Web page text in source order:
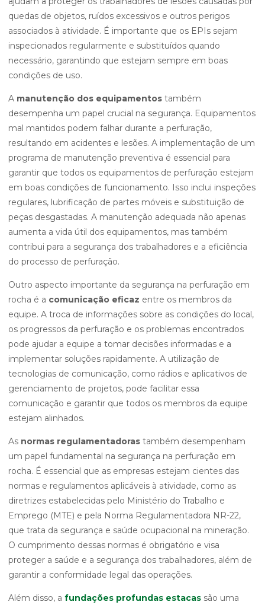
quedas de objetos, ruídos excessivos e outros perigos
associados à atividade. É importante que os EPIs sejam
inspecionados regularmente e substituídos quando
necessário, garantindo que estejam sempre em boas
condições de uso.
A manutenção dos equipamentos também
desempenha um papel crucial na segurança. Equipamentos
mal mantidos podem falhar durante a perfuração,
resultando em acidentes e lesões. A implementação de um
programa de manutenção preventiva é essencial para
garantir que todos os equipamentos de perfuração estejam
em boas condições de funcionamento. Isso inclui inspeções
regulares, lubrificação de partes móveis e substituição de
peças desgastadas. A manutenção adequada não apenas
aumenta a vida útil dos equipamentos, mas também
contribui para a segurança dos trabalhadores e a eficiência
do processo de perfuração.
Outro aspecto importante da segurança na perfuração em
rocha é a comunicação eficaz entre os membros da
equipe. A troca de informações sobre as condições do local,
os progressos da perfuração e os problemas encontrados
pode ajudar a equipe a tomar decisões informadas e a
implementar soluções rapidamente. A utilização de
tecnologias de comunicação, como rádios e aplicativos de
gerenciamento de projetos, pode facilitar essa
comunicação e garantir que todos os membros da equipe
estejam alinhados.
As normas regulamentadoras também desempenham
um papel fundamental na segurança na perfuração em
rocha. É essencial que as empresas estejam cientes das
normas e regulamentos aplicáveis à atividade, como as
diretrizes estabelecidas pelo Ministério do Trabalho e
Emprego (MTE) e pela Norma Regulamentadora NR-22,
que trata da segurança e saúde ocupacional na mineração.
O cumprimento dessas normas é obrigatório e visa
proteger a saúde e a segurança dos trabalhadores, além de
garantir a conformidade legal das operações.
Além disso, a fundações profundas estacas são uma